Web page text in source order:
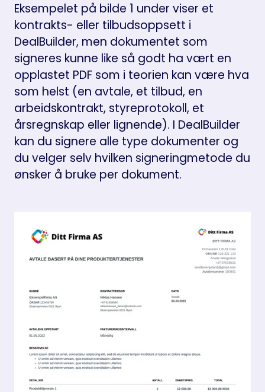
Eksempelet på bilde 1 under viser et
kontrakts- eller tilbudsoppsett i
DealBuilder, men dokumentet som
signeres kunne like så godt ha vært en
opplastet PDF som i teorien kan være hva
som helst (en avtale, et tilbud, en
arbeidskontrakt, styreprotokoll, et
årsregnskap eller lignende). I DealBuilder
kan du signere alle type dokumenter og
du velger selv hvilken signeringmetode du
ønsker å bruke per dokument.